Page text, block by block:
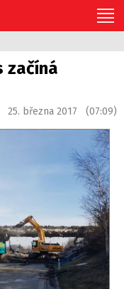
začíná
25. března 2017 (07:09)